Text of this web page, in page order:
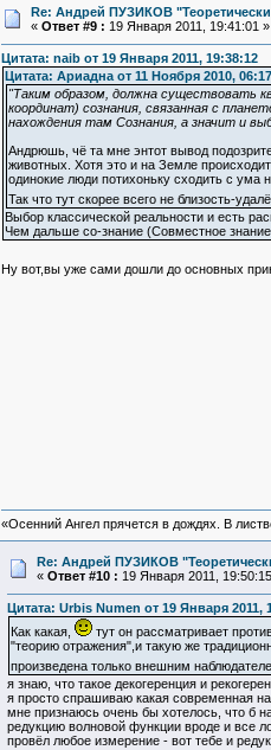
Re: Андрей ПУЗИКОВ
« Ответ #9 : 19 Января 2011, 19:41:01 »
Цитата: naib от 19 Января 2011, 19:38:12
Цитата: Ариадна от 11 Ноября 2010,
"Таким образом, должна существовать
координат) сознания, связанная с
нахождения там Сознания, а значит и
Андрюшь, чё та мне энтот вывод
животных. Хотя это и на Земле
одинокие люди потихоньку сходить с
Так что тут скорее всего не близость-
Выбор классической реальности и есть
Чем дальше со-знание (Совместное
Ну вот,вы уже сами дошли до основных
«Осенний Ангел прячется в дождях. В
Re: Андрей ПУЗИКОВ
« Ответ #10 : 19 Января 2011,
Цитата: Urbis Numen от 19 Января 2011,
Как какая,
тут он рассматривает
"теорию отражения",и такую же
произведена только внешним
я знаю, что такое декогеренция и
я просто спрашиваю какая современная
мне признаюсь очень бы хотелось, что б
редукцию волновой функции вроде и все
провёл любое измерение - вот тебе и